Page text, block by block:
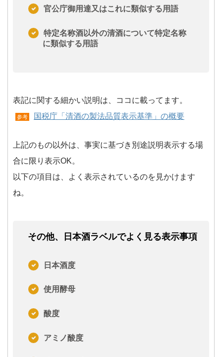
官公庁御用達又はこれに類似する用語
特定名称酒以外の清酒について特定名称
に類似する用語
表記に関する細かい説明は、ココに載ってます。
参考 国税庁「清酒の製法品質表示基準」の概要
上記のもの以外は、事実に基づき別途説明表示する場
合に限り表示OK。
以下の項目は、よく表示されているのを見かけます
ね。
その他、日本酒ラベルでよく見る表示事項
日本酒度
使用酵母
酸度
アミノ酸度